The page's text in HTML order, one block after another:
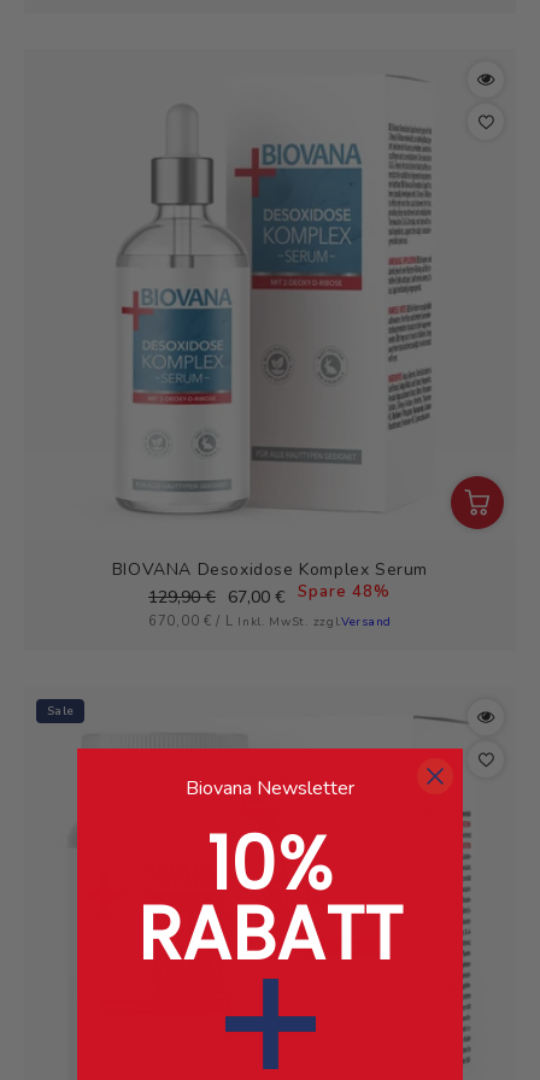
BIOVANA Desoxidose Komplex Serum
Normaler
Preis
129,90 € Verkaufspreis
67,00 € Spare 48%
GRUNDPREIS
670,00 € / PRO
L Inkl. MwSt. zzgl.Versand
Sale
Biovana Newsletter
10%
RABATT